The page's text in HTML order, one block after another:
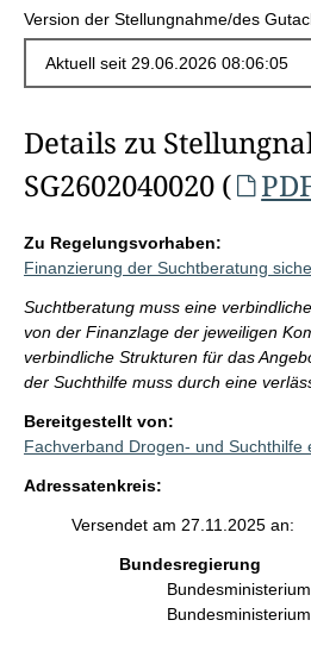
Version der Stellungnahme/des
Details zu
SG2602040020 (
Zu Regelungsvorhaben:
Finanzierung der Suchtberatung
Suchtberatung muss eine
von der Finanzlage der jeweiligen
verbindliche Strukturen für das
der Suchthilfe muss durch eine
Bereitgestellt von:
Fachverband Drogen- und Suchthilfe
Adressatenkreis:
Versendet am 27.11.2025 an:
Bundesregierung